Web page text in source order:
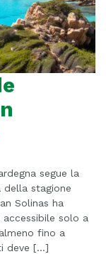
segue la
della stagione
Solinas ha
solo a
fino a
deve […]